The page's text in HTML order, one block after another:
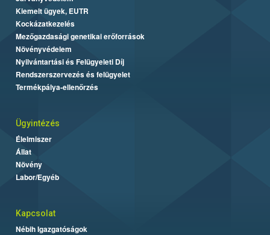
Kiemelt ügyek, EUTR
Kockázatkezelés
Mezőgazdasági genetikai erőforrások
Növényvédelem
Nyilvántartási és Felügyeleti Díj
Rendszerszervezés és felügyelet
Termékpálya-ellenőrzés
Ügyintézés
Élelmiszer
Állat
Növény
Labor/Egyéb
Kapcsolat
Nébih Igazgatóságok